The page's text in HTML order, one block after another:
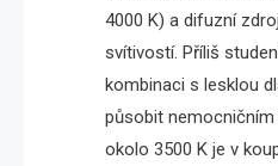
4000 K) a difuzní
svítivostí. Příliš
kombinaci s lesklou
působit
okolo 3500 K je v